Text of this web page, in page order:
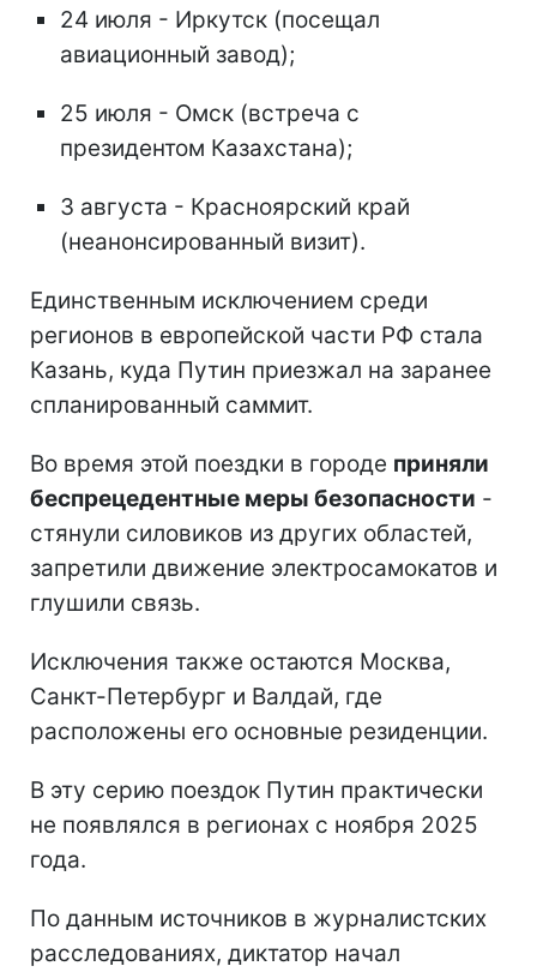
24 июля - Иркутск (посещал
авиационный завод);
25 июля - Омск (встреча с
президентом Казахстана);
3 августа - Красноярский край
(неанонсированный визит).
Единственным исключением среди
регионов в европейской части РФ стала
Казань, куда Путин приезжал на заранее
спланированный саммит.
Во время этой поездки в городе приняли
беспрецедентные меры безопасности -
стянули силовиков из других областей,
запретили движение электросамокатов и
глушили связь.
Исключения также остаются Москва,
Санкт-Петербург и Валдай, где
расположены его основные резиденции.
В эту серию поездок Путин практически
не появлялся в регионах с ноября 2025
года.
По данным источников в журналистских
расследованиях, диктатор начал